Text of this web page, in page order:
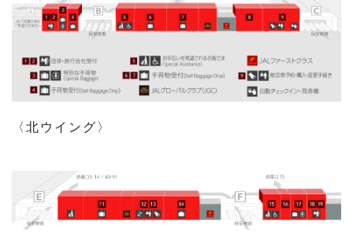
〈北ウイング〉